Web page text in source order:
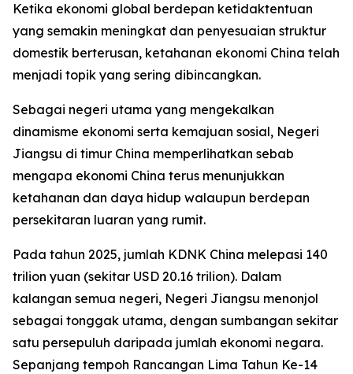
Ketika ekonomi global berdepan ketidaktentuan
yang semakin meningkat dan penyesuaian struktur
domestik berterusan, ketahanan ekonomi China telah
menjadi topik yang sering dibincangkan.
Sebagai negeri utama yang mengekalkan
dinamisme ekonomi serta kemajuan sosial, Negeri
Jiangsu di timur China memperlihatkan sebab
mengapa ekonomi China terus menunjukkan
ketahanan dan daya hidup walaupun berdepan
persekitaran luaran yang rumit.
Pada tahun 2025, jumlah KDNK China melepasi 140
trilion yuan (sekitar USD 20.16 trilion). Dalam
kalangan semua negeri, Negeri Jiangsu menonjol
sebagai tonggak utama, dengan sumbangan sekitar
satu persepuluh daripada jumlah ekonomi negara.
Sepanjang tempoh Rancangan Lima Tahun Ke-14